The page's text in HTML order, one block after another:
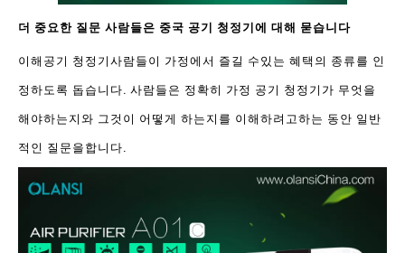
더 중요한 질문 사람들은 중국 공기 청정기에 대해 묻습니다
이해 공기 청정기사람들이 가정에서 즐길 수있는 혜택의 종류를 인
정하도록 돕습니다. 사람들은 정확히 가정 공기 청정기가 무엇을
해야하는지와 그것이 어떻게 하는지를 이해하려고하는 동안 일반
적인 질문을합니다.